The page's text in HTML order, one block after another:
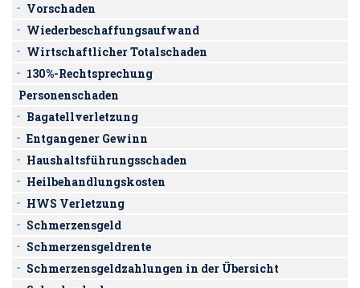
Vorschaden
Wiederbeschaffungsaufwand
Wirtschaftlicher Totalschaden
130%-Rechtsprechung
Personenschaden
Bagatellverletzung
Entgangener Gewinn
Haushaltsführungsschaden
Heilbehandlungskosten
HWS Verletzung
Schmerzensgeld
Schmerzensgeldrente
Schmerzensgeldzahlungen in der Übersicht